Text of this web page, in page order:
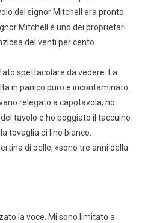
del signor Mitchell era pronto
Mitchell è uno dei proprietari
del venti per cento
spettacolare da vedere. La
in panico puro e incontaminato.
relegato a capotavola, ho
tavolo e ho poggiato il taccuino
tovaglia di lino bianco.
di pelle, «sono tre anni della
la voce. Mi sono limitato a